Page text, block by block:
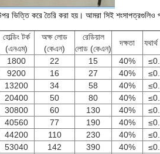
ভিত্তি করে তৈরি করা হয়। আমরা সিই
হোল্ডিং টর্ক
(এনএম)
অক্ষ লোড
(কেএন)
রেডিয়াল
লোড (কেএন)
দক্ষতা
1800 22 15 40%
9200 16 27 40%
13200 34 58 40%
20400 50 80 40%
30800 60 130 40%
40560 77 190 40%
44200 110 230 40%
53040 142 390 40%